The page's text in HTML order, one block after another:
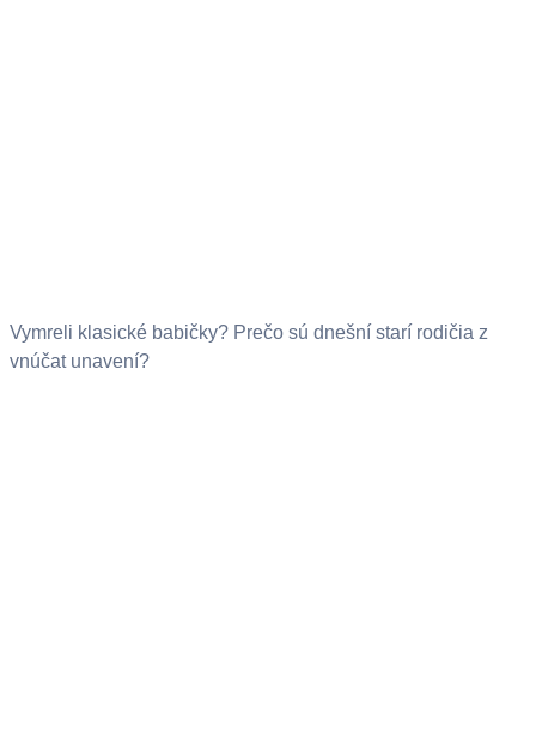
Vymreli klasické babičky? Prečo sú dnešní starí rodičia z
vnúčat unavení?